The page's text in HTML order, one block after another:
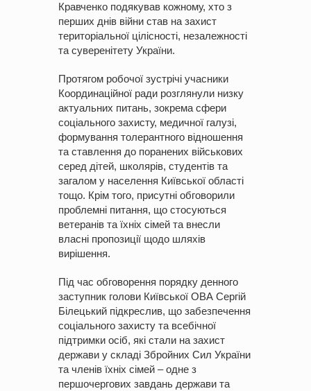
Кравченко подякував кожному, хто з
перших днів війни став на захист
територіальної цілісності, незалежності
та суверенітету України.
Протягом робочої зустрічі учасники
Координаційної ради розглянули низку
актуальних питань, зокрема сфери
соціального захисту, медичної галузі,
формування толерантного відношення
та ставлення до поранених військових
серед дітей, школярів, студентів та
загалом у населення Київської області
тощо. Крім того, присутні обговорили
проблемні питання, що стосуються
ветеранів та їхніх сімей та внесли
власні пропозиції щодо шляхів
вирішення.
Під час обговорення порядку денного
заступник голови Київської ОВА Сергій
Білецький підкреслив, що забезпечення
соціального захисту та всебічної
підтримки осіб, які стали на захист
держави у складі Збройних Сил України
та членів їхніх сімей – одне з
першочергових завдань держави та